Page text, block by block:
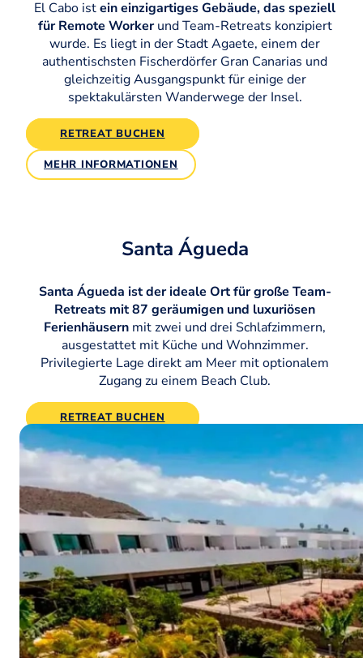
El Cabo istein einzigartiges Gebäude, das speziell
für Remote Workerund Team-Retreats konzipiert
wurde. Es liegt in der Stadt Agaete, einem der
authentischsten Fischerdörfer Gran Canarias und
gleichzeitig Ausgangspunkt für einige der
spektakulärsten Wanderwege der Insel.
RETREAT BUCHEN
MEHR INFORMATIONEN
Santa Águeda
Santa Águeda ist der ideale Ort für große Team-
Retreats mit 87 geräumigen und luxuriösen
Ferienhäusern mit zwei und drei Schlafzimmern,
ausgestattet mit Küche und Wohnzimmer.
Privilegierte Lage direkt am Meer mit optionalem
Zugang zu einem Beach Club.
RETREAT BUCHEN